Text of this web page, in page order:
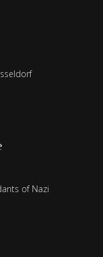
of Nazi